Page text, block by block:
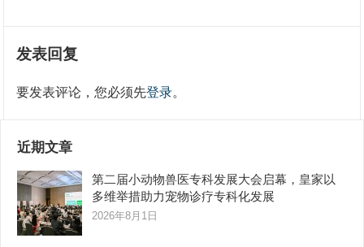
发表回复
要发表评论，您必须先登录。
近期文章
第二届小动物兽医专科发展大会启幕，皇家以
多维举措助力宠物诊疗专科化发展
2026年8月1日